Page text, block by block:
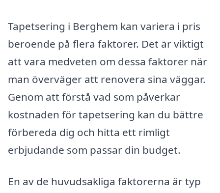
Tapetsering i Berghem kan variera i pris
beroende på flera faktorer. Det är viktigt
att vara medveten om dessa faktorer när
man överväger att renovera sina väggar.
Genom att förstå vad som påverkar
kostnaden för tapetsering kan du bättre
förbereda dig och hitta ett rimligt
erbjudande som passar din budget.
En av de huvudsakliga faktorerna är typ